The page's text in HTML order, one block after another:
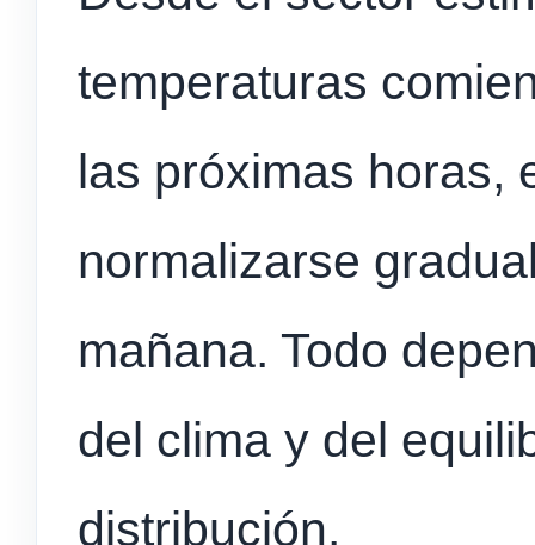
temperaturas
las próximas horas,
normalizarse
mañana. Todo
del clima y del
distribución.